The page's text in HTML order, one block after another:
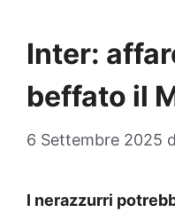
Inter:
beffato il
6 Settembre 2025
I nerazzurri